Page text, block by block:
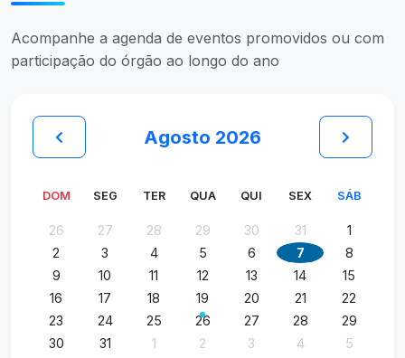
Acompanhe a agenda de eventos promovidos ou com
participação do órgão ao longo do ano
Agosto 2026
DOM SEG TER QUA QUI SEX SÁB
26 27 28 29 30 31
1
2
3 4 5 6 7
8
9
10 11 12 13 14
15
16
17 18 19 20 21
22
23
24 25 26 27 28
29
30
31 1 2 3 4 5